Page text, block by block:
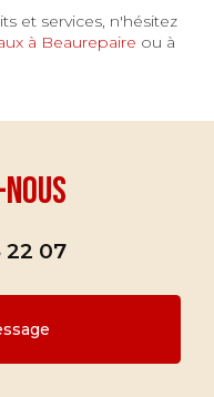
et services, n'hésitez
à Beaurepaire ou à
22 07